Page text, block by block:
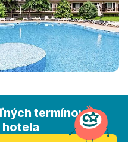
termínov